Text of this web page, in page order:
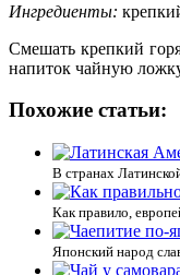
Ингредиенты:
Смешать крепкий
напиток чайную
Похожие статьи:
В странах
Как правило,
Японский народ